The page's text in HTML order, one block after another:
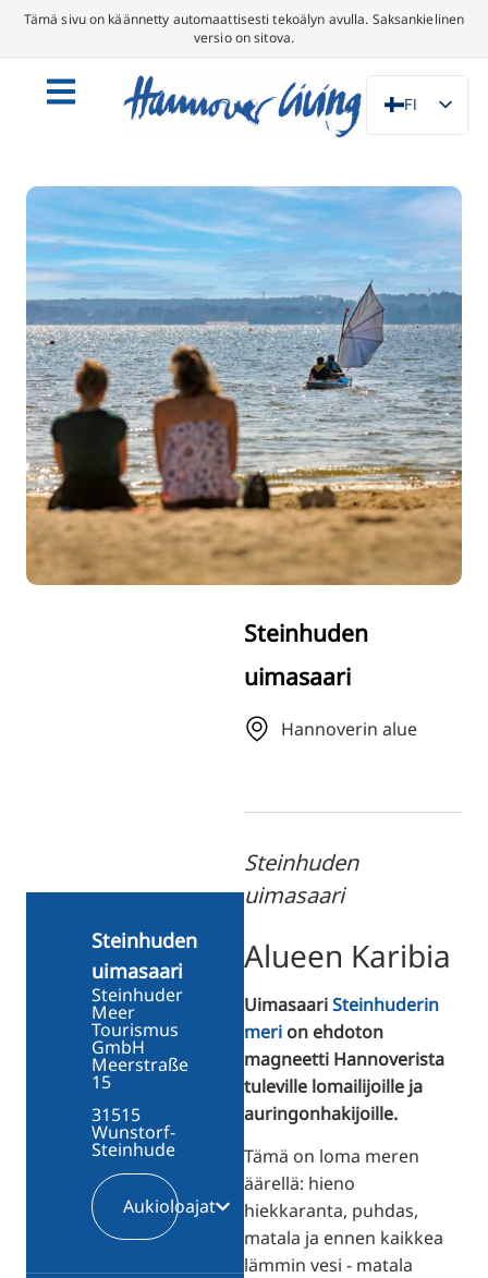
Tämä sivu on käännetty automaattisesti tekoälyn avulla. Saksankielinen
versio on sitova.
FI
DE
IT
DA
SV
FR
PT
TR
RU
ZH
Steinhuden
uimasaari
Hannoverin alue
Steinhuden
uimasaari
Alueen Karibia
UimasaariSteinhuderin
meri on ehdoton
magneetti Hannoverista
tuleville lomailijoille ja
auringonhakijoille.
Tämä on loma meren
äärellä: hieno
hiekkaranta, puhdas,
matala ja ennen kaikkea
lämmin vesi - matala
Steinhuden
uimasaari
Steinhuder
Meer
Tourismus
GmbH
Meerstraße
15
31515
Wunstorf-
Steinhude
Aukioloajat